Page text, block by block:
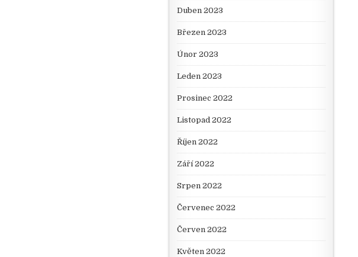
Duben 2023
Březen 2023
Únor 2023
Leden 2023
Prosinec 2022
Listopad 2022
Říjen 2022
Září 2022
Srpen 2022
Červenec 2022
Červen 2022
Květen 2022